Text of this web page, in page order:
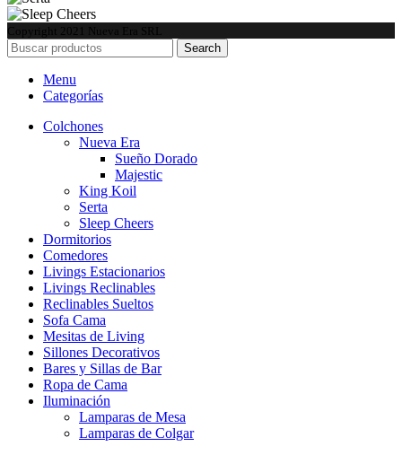
Copyright 2021 Nueva Era SRL
Search
Menu
Categorías
Colchones
Nueva Era
Sueño Dorado
Majestic
King Koil
Serta
Sleep Cheers
Dormitorios
Comedores
Livings Estacionarios
Livings Reclinables
Reclinables Sueltos
Sofa Cama
Mesitas de Living
Sillones Decorativos
Bares y Sillas de Bar
Ropa de Cama
Iluminación
Lamparas de Mesa
Lamparas de Colgar